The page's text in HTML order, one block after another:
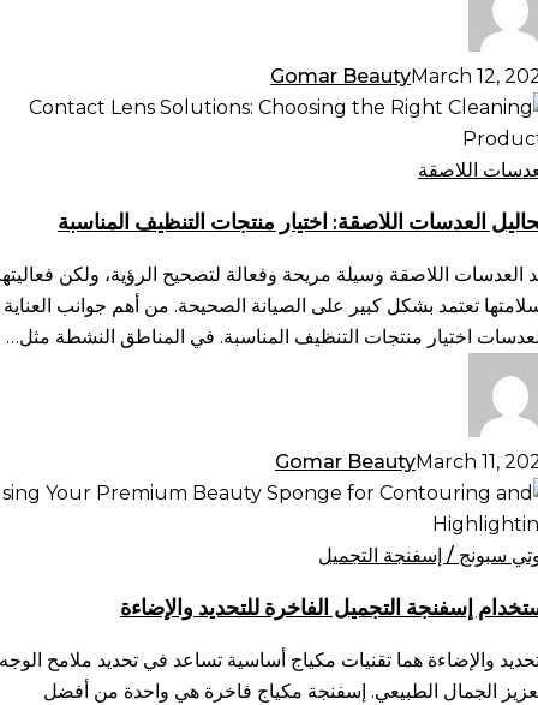
Gomar BeautyMarch 12,
اللاصقة
العدسات اللاصقة: اختيار منتجات التنظيف المناسبة
العدسات اللاصقة وسيلة مريحة وفعالة لتصحيح الرؤية، ولكن
تعتمد بشكل كبير على الصيانة الصحيحة. من أهم جوانب العناية
اختيار منتجات التنظيف المناسبة. في المناطق النشطة مثل…
Gomar BeautyMarch 11,
سبونج / إسفنجة التجميل
إسفنجة التجميل الفاخرة للتحديد والإضاءة
والإضاءة هما تقنيات مكياج أساسية تساعد في تحديد ملامح الوجه
الجمال الطبيعي. إسفنجة مكياج فاخرة هي واحدة من أفضل